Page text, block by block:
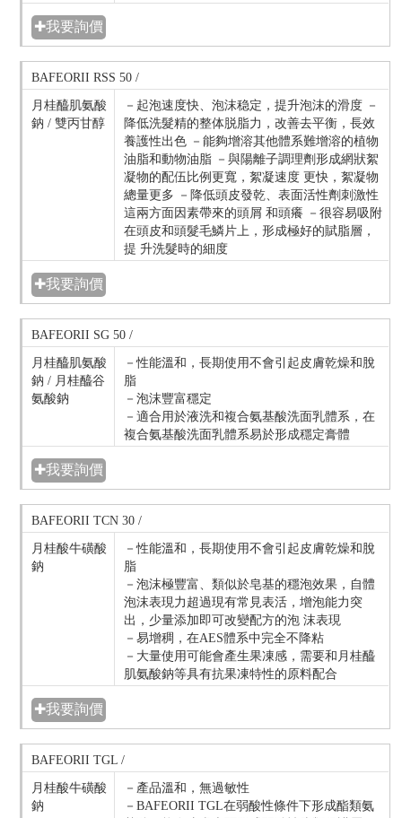
✚我要詢價
BAFEORII RSS 50 /
月桂醯肌氨酸
鈉 / 雙丙甘醇
－起泡速度快、泡沫稳定，提升泡沫的滑度 －
降低洗髮精的整体脱脂力，改善去平衡，長效
養護性出色 －能夠增溶其他體系難增溶的植物
油脂和動物油脂 －與陽離子調理劑形成網狀絮
凝物的配伍比例更寬，絮凝速度 更快，絮凝物
總量更多 －降低頭皮發乾、表面活性劑刺激性
這兩方面因素帶來的頭屑 和頭癢 －很容易吸附
在頭皮和頭髮毛鱗片上，形成極好的賦脂層，
提 升洗髮時的細度
✚我要詢價
BAFEORII SG 50 /
月桂醯肌氨酸
鈉 / 月桂醯谷
氨酸鈉
－性能溫和，長期使用不會引起皮膚乾燥和脫
脂
－泡沫豐富穩定
－適合用於液洗和複合氨基酸洗面乳體系，在
複合氨基酸洗面乳體系易於形成穩定膏體
✚我要詢價
BAFEORII TCN 30 /
月桂酸牛磺酸
鈉
－性能溫和，長期使用不會引起皮膚乾燥和脫
脂
－泡沫極豐富、類似於皂基的穩泡效果，自體
泡沫表現力超過現有常見表活，增泡能力突
出，少量添加即可改變配方的泡 沫表現
－易增稠，在AES體系中完全不降粘
－大量使用可能會產生果凍感，需要和月桂醯
肌氨酸鈉等具有抗果凍特性的原料配合
✚我要詢價
BAFEORII TGL /
月桂酸牛磺酸
鈉
－產品溫和，無過敏性
－BAFEORII TGL在弱酸性條件下形成酯類氨